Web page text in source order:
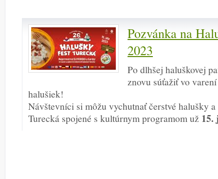
Pozvánka na
2023
Po dlhšej haluškovej
znovu súťažiť vo
halušiek!
Návštevníci si môžu vychutnať čerstvé halušky
Turecká spojené s kultúrnym programom už 15.